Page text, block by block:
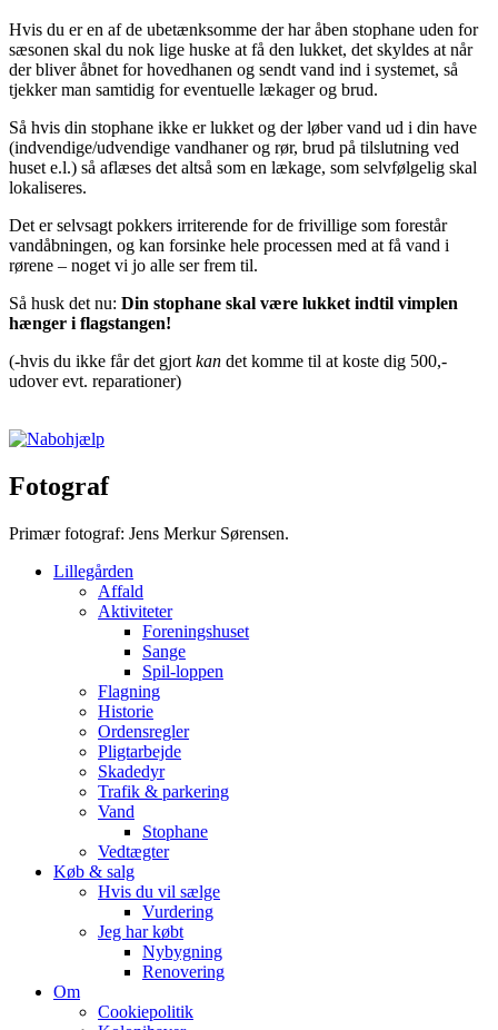
Hvis du er en af de ubetænksomme der har åben stophane uden for
sæsonen skal du nok lige huske at få den lukket, det skyldes at når
der bliver åbnet for hovedhanen og sendt vand ind i systemet, så
tjekker man samtidig for eventuelle lækager og brud.
Så hvis din stophane ikke er lukket og der løber vand ud i din have
(indvendige/udvendige vandhaner og rør, brud på tilslutning ved
huset e.l.) så aflæses det altså som en lækage, som selvfølgelig skal
lokaliseres.
Det er selvsagt pokkers irriterende for de frivillige som forestår
vandåbningen, og kan forsinke hele processen med at få vand i
rørene – noget vi jo alle ser frem til.
Så husk det nu: Din stophane skal være lukket indtil vimplen
hænger i flagstangen!
(-hvis du ikke får det gjort kan det komme til at koste dig 500,-
udover evt. reparationer)
Fotograf
Primær fotograf: Jens Merkur Sørensen.
Lillegården
Affald
Aktiviteter
Foreningshuset
Sange
Spil-loppen
Flagning
Historie
Ordensregler
Pligtarbejde
Skadedyr
Trafik & parkering
Vand
Stophane
Vedtægter
Køb & salg
Hvis du vil sælge
Vurdering
Jeg har købt
Nybygning
Renovering
Om
Cookiepolitik